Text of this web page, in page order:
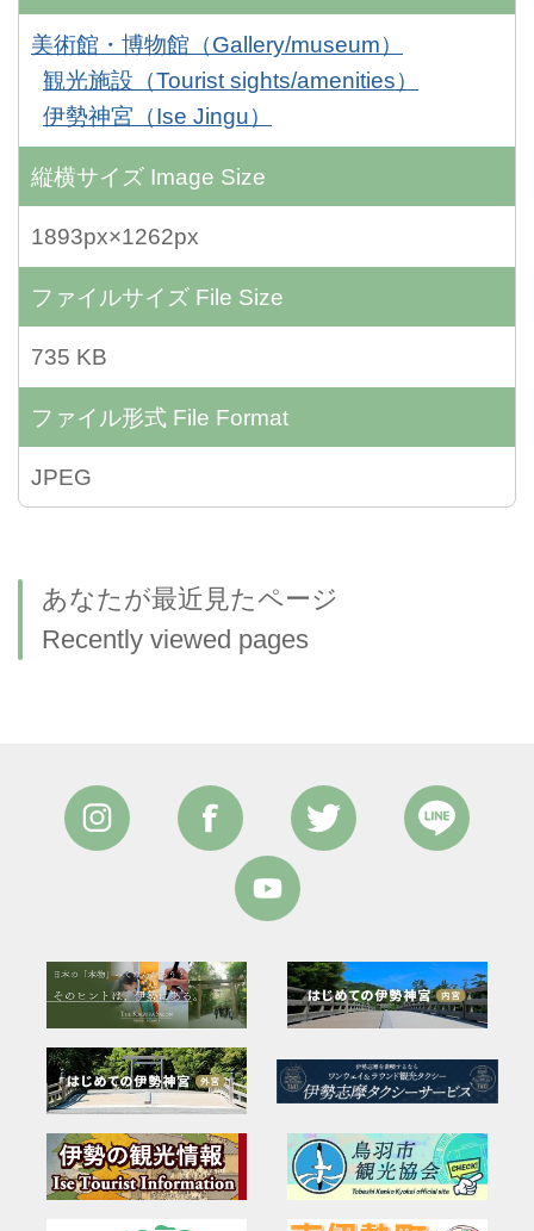
美術館・博物館（Gallery/museum）
観光施設（Tourist sights/amenities）
伊勢神宮（Ise Jingu）
縦横サイズ Image Size
1893px×1262px
ファイルサイズ File Size
735 KB
ファイル形式 File Format
JPEG
あなたが最近見たページ
Recently viewed pages